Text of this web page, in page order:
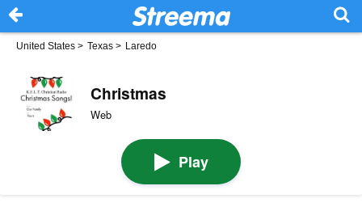
United States > Texas > Laredo
Christmas
Web
Play